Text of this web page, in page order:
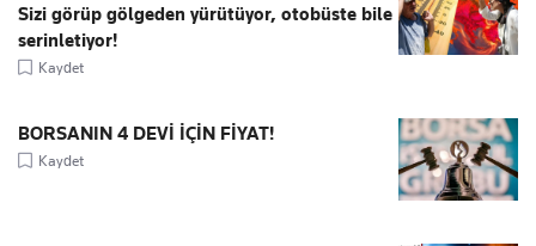
Sizi görüp gölgeden yürütüyor, otobüste bile
serinletiyor!
Kaydet
BORSANIN 4 DEVİ İÇİN FİYAT!
Kaydet